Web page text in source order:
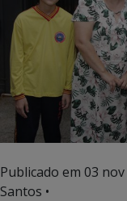
Publicado em 03 nov
Santos •